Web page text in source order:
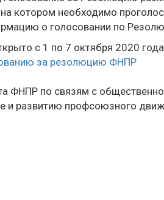
котором необходимо
о голосовании по
с 1 по 7 октября 2020
за резолюцию ФНПР
ФНПР по связям с
и развитию профсоюзного